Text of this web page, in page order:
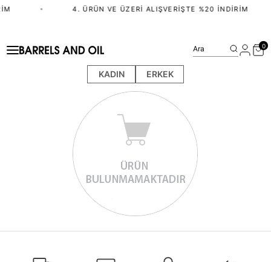
• 4. ÜRÜN VE ÜZERI ALIŞVERIŞTE %20 İNDIRIM
KADIN ERKEK
Ara 0